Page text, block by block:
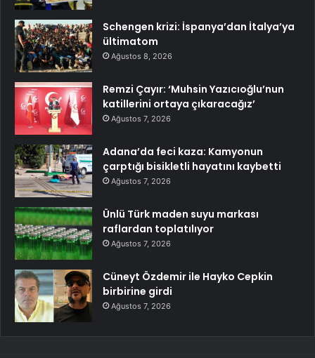
Schengen krizi: İspanya’dan İtalya’ya
ültimatom
Ağustos 8, 2026
Remzi Çayır: ‘Muhsin Yazıcıoğlu’nun
katillerini ortaya çıkaracağız’
Ağustos 7, 2026
Adana’da feci kaza: Kamyonun
çarptığı bisikletli hayatını kaybetti
Ağustos 7, 2026
Ünlü Türk maden suyu markası
raflardan toplatılıyor
Ağustos 7, 2026
Cüneyt Özdemir ile Hayko Cepkin
birbirine girdi
Ağustos 7, 2026